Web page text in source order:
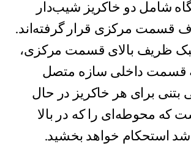
شامل دو خاکریز شیب‌دار
قسمت مرکزی قرار گرفته‌اند.
ظریف بالای قسمت مرکزی،
قسمت داخلی سازه متصل
برای هر خاکریز در حال
که محوطه‌ای را که در بالا
استحکام خواهد بخشید.